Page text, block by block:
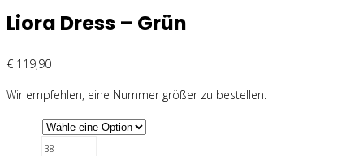
Liora Dress – Grün
€ 119,90
Wir empfehlen, eine Nummer größer zu bestellen.
38